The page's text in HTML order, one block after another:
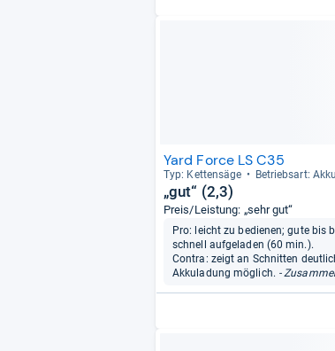
Yard Force LS C35
Typ: Ket­ten­säge Betriebs­art: Akku
„gut“ (2,3)
Preis/Leistung: „sehr gut“
Pro: leicht zu bedienen; gute bis
schnell aufgeladen (60 min.).
Contra: zeigt an Schnitten
Akkuladung möglich. -